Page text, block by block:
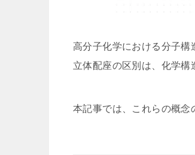
高分子化学における分子構
立体配座の区別は、化学構
本記事では、これらの概念